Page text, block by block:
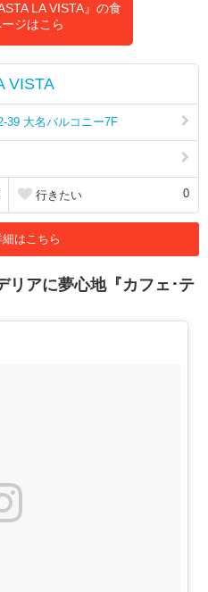
LA VISTA』の食
ジはこら
VISTA
39 大名バルコニー7F
行きたい 0
はこちら
リアに夢心地『カフェ･テ